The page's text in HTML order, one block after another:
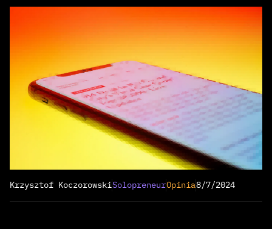
Krzysztof KoczorowskiSolopreneurOpinia8/7/2024